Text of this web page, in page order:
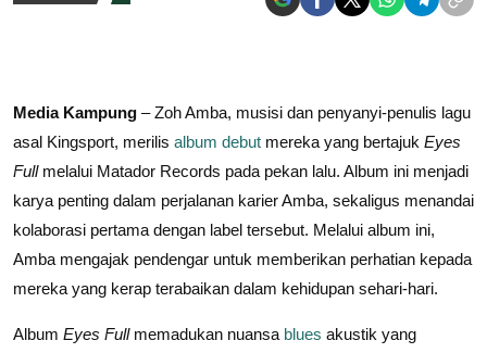
Media Kampung – Zoh Amba, musisi dan penyanyi-penulis lagu
asal Kingsport, merilis album debut mereka yang bertajuk Eyes
Fullmelalui Matador Records pada pekan lalu. Album ini menjadi
karya penting dalam perjalanan karier Amba, sekaligus menandai
kolaborasi pertama dengan label tersebut. Melalui album ini,
Amba mengajak pendengar untuk memberikan perhatian kepada
mereka yang kerap terabaikan dalam kehidupan sehari-hari.
Album Eyes Fullmemadukan nuansa blues akustik yang